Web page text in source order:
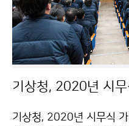
기상청, 2020년 시무
기상청, 2020년 시무식